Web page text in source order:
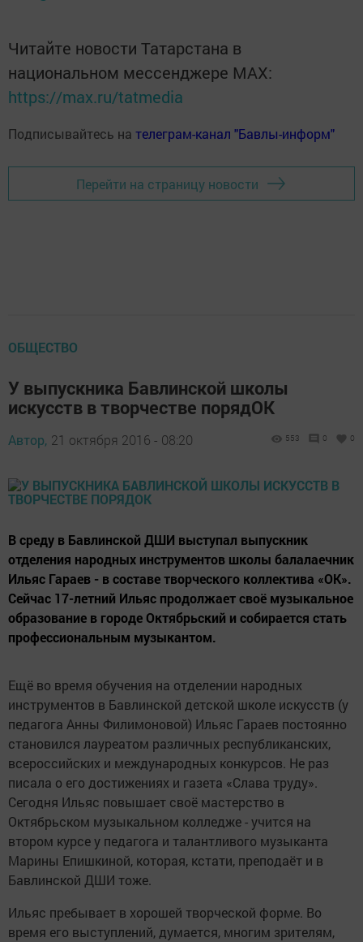
Читайте новости Татарстана в
национальном мессенджере MАХ:
https://max.ru/tatmedia
Подписывайтесь на телеграм-канал "Бавлы-информ"
Перейти на страницу новости
ОБЩЕСТВО
У выпускника Бавлинской школы
искусств в творчестве порядОК
Автор, 21 октября 2016 - 08:20 553 0 0
В среду в Бавлинской ДШИ выступал выпускник
отделения народных инструментов школы балалаечник
Ильяс Гараев - в составе творческого коллектива «ОК».
Сейчас 17-летний Ильяс продолжает своё музыкальное
образование в городе Октябрьский и собирается стать
профессиональным музыкантом.
Ещё во время обучения на отделении народных
инструментов в Бавлинской детской школе искусств (у
педагога Анны Филимоновой) Ильяс Гараев постоянно
становился лауреатом различных республиканских,
всероссийских и международных конкурсов. Не раз
писала о его достижениях и газета «Слава труду».
Сегодня Ильяс повышает своё мастерство в
Октябрьском музыкальном колледже - учится на
втором курсе у педагога и талантливого музыканта
Марины Епишкиной, которая, кстати, преподаёт и в
Бавлинской ДШИ тоже.
Ильяс пребывает в хорошей творческой форме. Во
время его выступлений, думается, многим зрителям,